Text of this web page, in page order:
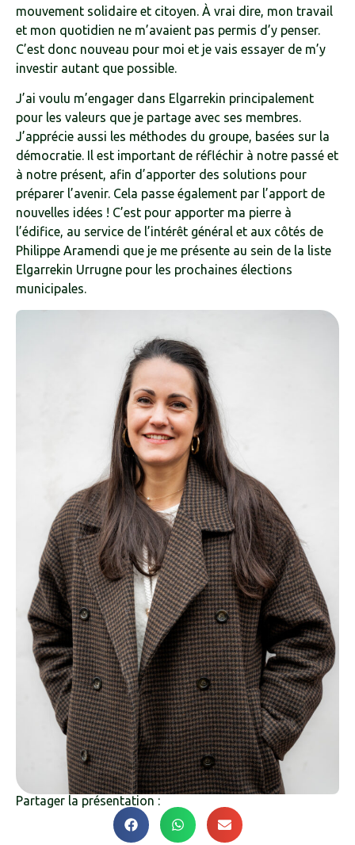
mouvement solidaire et citoyen. À vrai dire, mon travail
et mon quotidien ne m’avaient pas permis d’y penser.
C’est donc nouveau pour moi et je vais essayer de m’y
investir autant que possible.
J’ai voulu m’engager dans Elgarrekin principalement
pour les valeurs que je partage avec ses membres.
J’apprécie aussi les méthodes du groupe, basées sur la
démocratie. Il est important de réfléchir à notre passé et
à notre présent, afin d’apporter des solutions pour
préparer l’avenir. Cela passe également par l’apport de
nouvelles idées ! C’est pour apporter ma pierre à
l’édifice, au service de l’intérêt général et aux côtés de
Philippe Aramendi que je me présente au sein de la liste
Elgarrekin Urrugne pour les prochaines élections
municipales.
Partager la présentation :